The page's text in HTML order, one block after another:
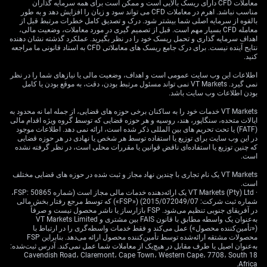
تولیدی، توجه را به صندوق‌های قابل معامله (ETF) مانند
**XLU** (بخش خدمات عمومی) و **XLI** (بخش صنعتی)
جلب می‌کند. در مقابل، افت جزئی در معدن‌کاری نشان
می‌دهد باید نسبت به برخی ابزارهای مرتبط با مواد اولیه و
انرژی محتاط‌تر بود.
با این حال، نباید نادیده گرفت که استفاده از ظرفیت در
**۷۶.۱٪** هنوز پایین‌تر از میانگین بلندمدت است. این یعنی
«ظرفیت خالی» در اقتصاد وجود دارد و می‌تواند بخشی از
افزایش تقاضا را جذب کند بدون اینکه فوراً به جهش شدید
تورمی منجر شود. این نکته می‌تواند واکنش تند سیاست پولی
را محدود کند.
**۹۹.۲۰** رفت. با نشانه‌های عملکرد بهتر اقتصاد آمریکا
نسبت به مناطقی مانند اروپا (که داده‌های اخیر **PMI تولید**
یا شاخص مدیران خرید تولیدی—شاخصی برای سنجش رونق
یا رکود بخش تولید—ضعیف بوده‌اند)، فشار غالب می‌تواند به
نفع رشد دلار باشد.
حساب واقعی VT Markets را ایجاد کنید
واز همین حالا
معامله را شروع کنید
معاملات CFD دارای ریسک بالایی است و ممکن است برای همه سرمایه گذاران
مناسب نباشد. اهرم در معاملات CFD می تواند سود و زیان را افزایش دهد و به طور
بالقوه از سرمایه اصلی شما بیشتر شود. درک و تصدیق کامل خطرات مرتبط قبل از
معامله CFD بسیار مهم است. قبل از تصمیم گیری در مورد معاملات، وضعیت مالی،
اهداف سرمایه گذاری و تحمل ریسک خود را در نظر بگیرید. عملکرد گذشته نشان دهنده
نتایج آینده نیست. برای درک جامع ریسک های معاملاتی CFD به اسناد قانونی ما مراجعه
کنید.
اطلاعات این وب سایت عمومی است و اهداف، وضعیت مالی یا نیازهای شما را در نظر
نمی گیرد. VT Markets نمی تواند مسئول مرتبط بودن، دقت، به موقع بودن یا کامل
بودن اطلاعات وب سایت باشد.
VT Markets خدمات خود را به ساکنان برخی حوزه های قضایی، از جمله اما نه محدود به
ایالات متحده، سنگاپور، هند، روسیه و هر حوزه قضایی که توسط گروه ویژه اقدام مالی
(FATF) یا تحت تحریم های بین المللی ذکر شده است، ارائه نمی دهد. اطلاعات موجود
در این وب سایت برای توزیع یا استفاده توسط هر شخص یا نهادی در هر حوزه قضایی
که چنین توزیع یا استفاده‌ای ناقض قوانین یا مقررات محلی است، در نظر گرفته نشده
است.
VT Markets یک نام تجاری با چندین نهاد مجاز و ثبت شده در حوزه های قضایی مختلف
است.
· VT Markets (Pty) Ltd یک ارائه‌دهنده خدمات مالی مجاز است (شماره FSP: 50865،
شماره ثبت شرکت: 2015/072049/07) («FSP») که توسط مرجع رفتار بخش مالی
در آفریقای جنوبی تنظیم می‌شود. FSP بازارساز یا ناشر محصول نیست و صرفاً
به‌عنوان یک واسطه مطابق با قانون FAIS بین مشتری و VT Markets Limited
(«تأمین‌کننده محصول») عمل می‌کند و فقط خدمات واسطه‌گری را در ارتباط با
محصولات مشتقه ارائه‌شده توسط تأمین‌کننده محصول ارائه می‌دهد. بنابراین FSP
به‌عنوان اصیل یا طرف مقابل در هیچ‌یک از معاملات شما عمل نمی‌کند. آدرس ثبت‌شده:
18 Cavendish Road، Claremont، Cape Town، Western Cape، 7708، South
Africa.